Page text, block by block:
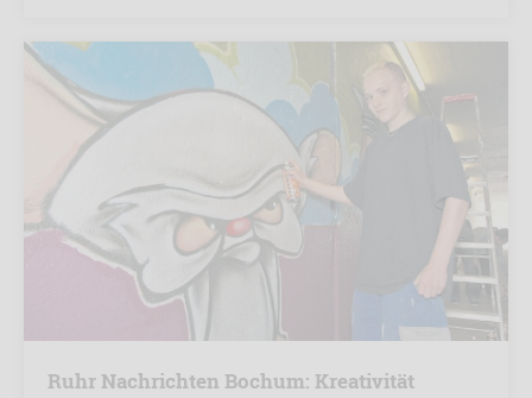
Ruhr Nachrichten Bochum: Kreativität